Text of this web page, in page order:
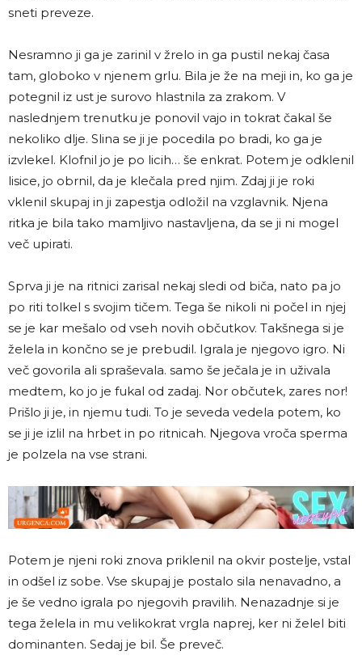
sneti preveze.
Nesramno ji ga je zarinil v žrelo in ga pustil nekaj časa
tam, globoko v njenem grlu. Bila je že na meji in, ko ga je
potegnil iz ust je surovo hlastnila za zrakom. V
naslednjem trenutku je ponovil vajo in tokrat čakal še
nekoliko dlje. Slina se ji je pocedila po bradi, ko ga je
izvlekel. Klofnil jo je po licih… še enkrat. Potem je odklenil
lisice, jo obrnil, da je klečala pred njim. Zdaj ji je roki
vklenil skupaj in ji zapestja odložil na vzglavnik. Njena
ritka je bila tako mamljivo nastavljena, da se ji ni mogel
več upirati.
Sprva ji je na ritnici zarisal nekaj sledi od biča, nato pa jo
po riti tolkel s svojim tičem. Tega še nikoli ni počel in njej
se je kar mešalo od vseh novih občutkov. Takšnega si je
želela in končno se je prebudil. Igrala je njegovo igro. Ni
več govorila ali spraševala. samo še ječala je in uživala
medtem, ko jo je fukal od zadaj. Nor občutek, zares nor!
Prišlo ji je, in njemu tudi. To je seveda vedela potem, ko
se ji je izlil na hrbet in po ritnicah. Njegova vroča sperma
je polzela na vse strani.
Potem je njeni roki znova priklenil na okvir postelje, vstal
in odšel iz sobe. Vse skupaj je postalo sila nenavadno, a
je še vedno igrala po njegovih pravilih. Nenazadnje si je
tega želela in mu velikokrat vrgla naprej, ker ni želel biti
dominanten. Sedaj je bil. Še preveč.